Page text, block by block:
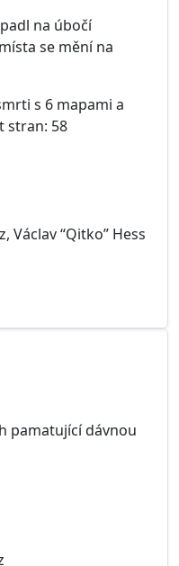
na úbočí
se mění na
s 6 mapami a
stran: 58
Václav “Qitko” Hess
pamatující dávnou